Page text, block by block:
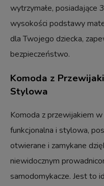
wytrzymałe, posiadające
wysokości podstawy
dla Twojego dziecka,
bezpieczeństwo.
Komoda z
Stylowa
Komoda z przewijakiem
funkcjonalna i stylowa,
otwierane i zamykane
niewidocznym
samodomykacze. Jest to